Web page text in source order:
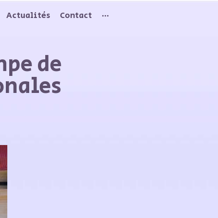
Actualités Contact ···
de